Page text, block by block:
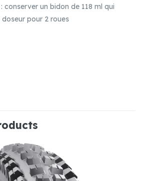
conserver un bidon de 118 ml qui
pour 2 roues